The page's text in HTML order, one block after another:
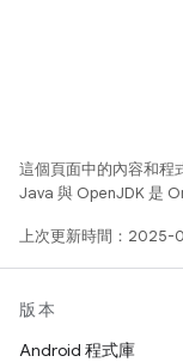
這個頁面中的內容和程
Java 與 OpenJDK 是
上次更新時間：2025-
版本
Android 程式庫